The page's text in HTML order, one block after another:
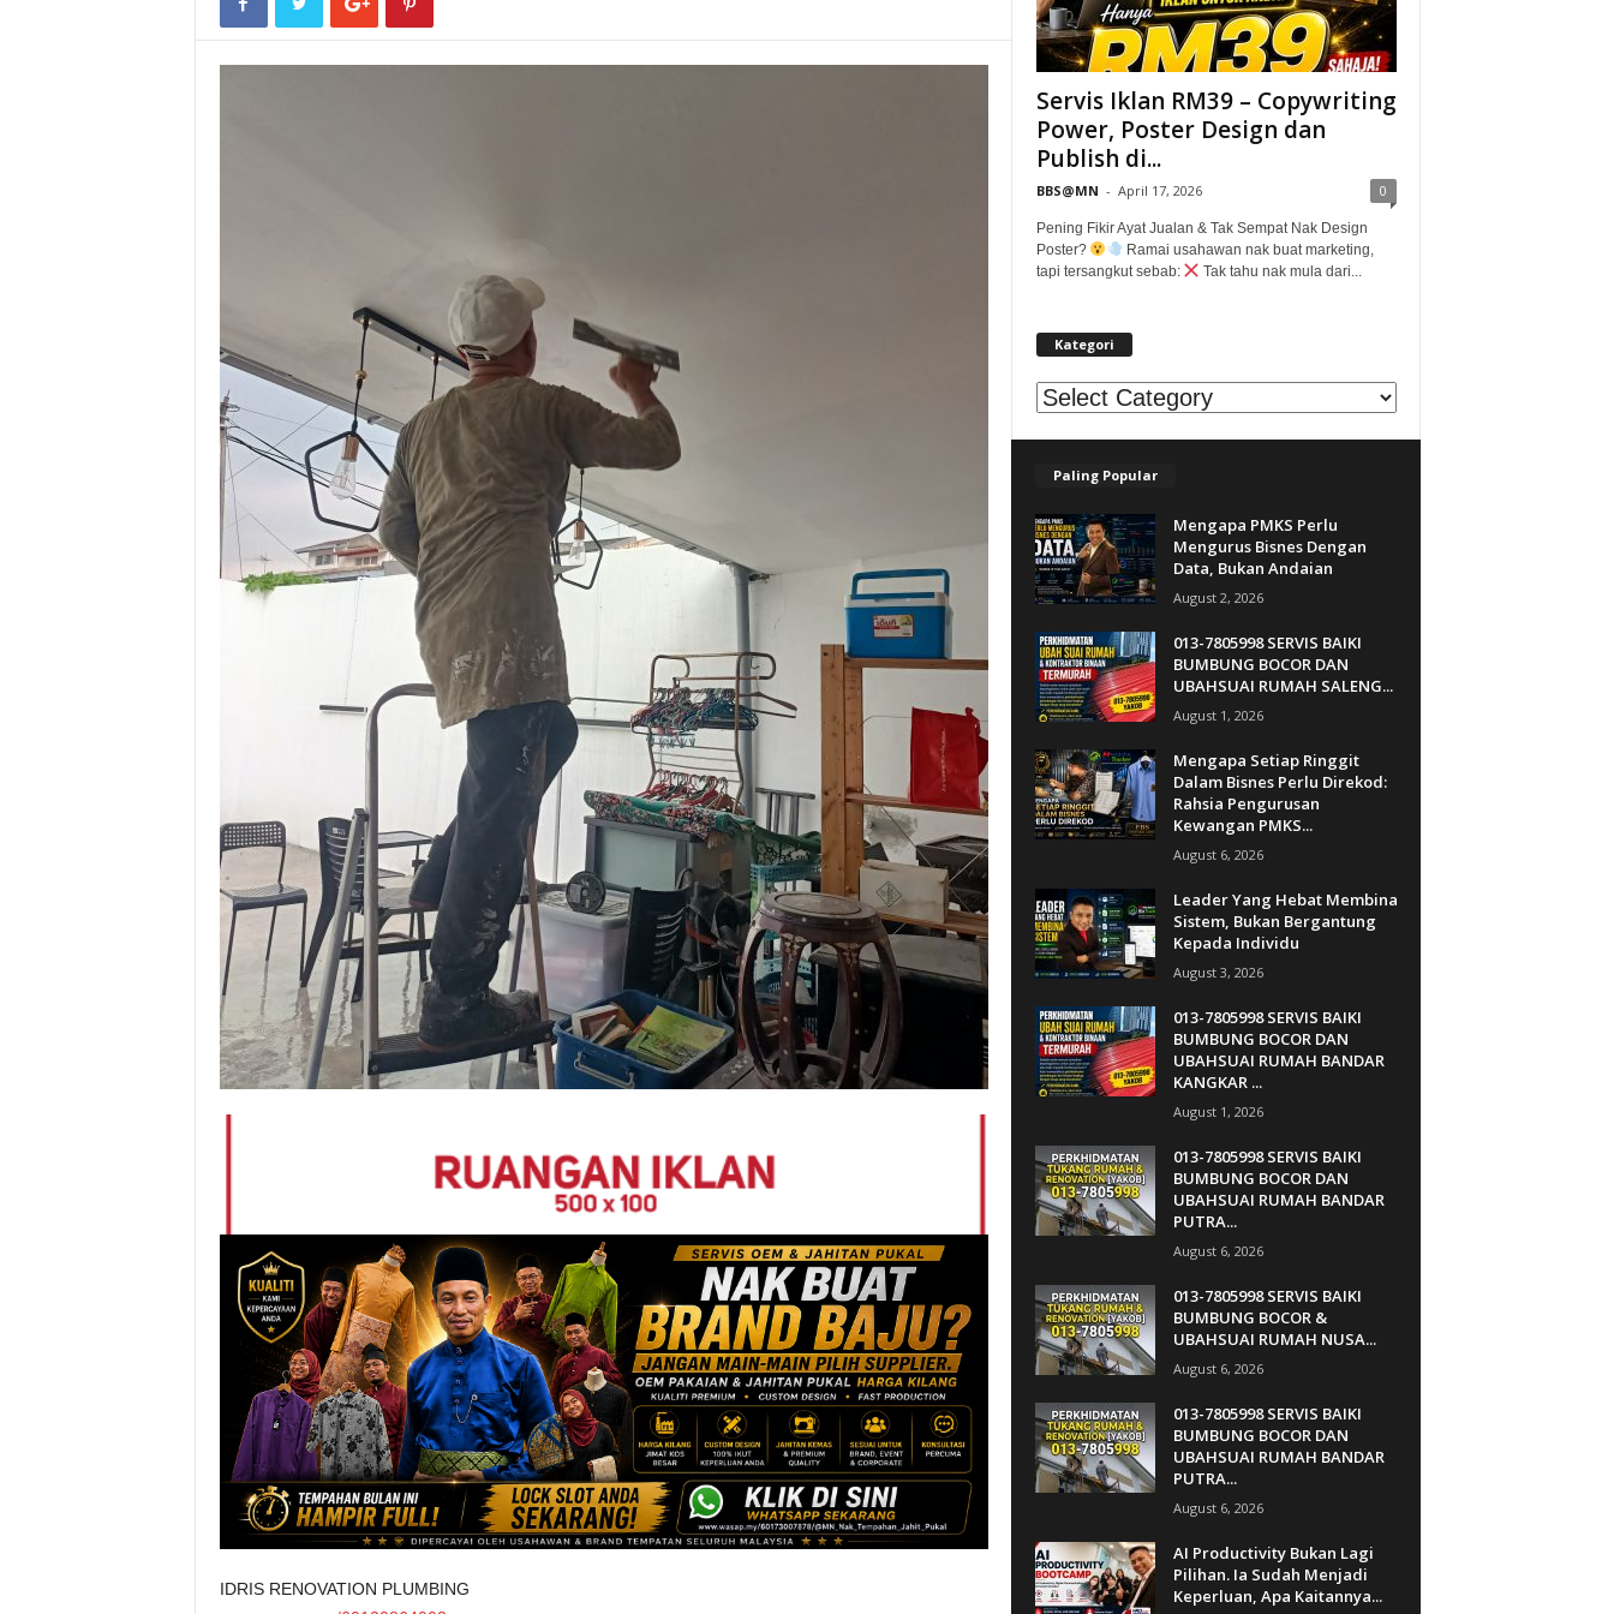
IDRIS RENOVATION PLUMBING
Servis Iklan RM39 – Copywriting
Power, Poster Design dan
Publish di...
BBS@MN - April 17, 2026 0
Pening Fikir Ayat Jualan & Tak Sempat Nak Design
Poster?
Ramai usahawan nak buat marketing,
tapi tersangkut sebab:
Tak tahu nak mula dari...
Kategori
Kategori
Paling Popular
Mengapa PMKS Perlu
Mengurus Bisnes Dengan
Data, Bukan Andaian
August 2, 2026
013-7805998 SERVIS BAIKI
BUMBUNG BOCOR DAN
UBAHSUAI RUMAH SALENG...
August 1, 2026
Mengapa Setiap Ringgit
Dalam Bisnes Perlu Direkod:
Rahsia Pengurusan
Kewangan PMKS...
August 6, 2026
Leader Yang Hebat Membina
Sistem, Bukan Bergantung
Kepada Individu
August 3, 2026
013-7805998 SERVIS BAIKI
BUMBUNG BOCOR DAN
UBAHSUAI RUMAH BANDAR
KANGKAR ...
August 1, 2026
013-7805998 SERVIS BAIKI
BUMBUNG BOCOR DAN
UBAHSUAI RUMAH BANDAR
PUTRA...
August 6, 2026
013-7805998 SERVIS BAIKI
BUMBUNG BOCOR &
UBAHSUAI RUMAH NUSA...
August 6, 2026
013-7805998 SERVIS BAIKI
BUMBUNG BOCOR DAN
UBAHSUAI RUMAH BANDAR
PUTRA...
August 6, 2026
AI Productivity Bukan Lagi
Pilihan. Ia Sudah Menjadi
Keperluan, Apa Kaitannya...